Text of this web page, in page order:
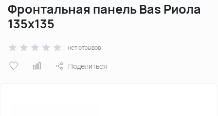
Фронтальная панель Bas Риола
135x135
нет отзывов
Поделиться